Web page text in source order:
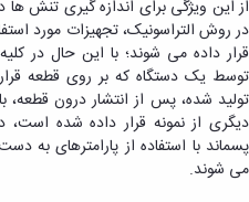
از این ویژگی برای اندازه گیری تنش
در روش التراسونیک، تجهیزات مورد
قرار داده می شوند؛ با این حال در
توسط یک دستگاه که بر روی قطعه
تولید شده، پس از انتشار درون قطعه،
دیگری از نمونه قرار داده شده
پسماند با استفاده از پارامترهای به
می شوند.